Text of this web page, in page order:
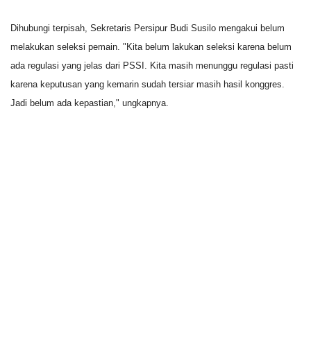
Dihubungi terpisah, Sekretaris Persipur Budi Susilo mengakui belum
melakukan seleksi pemain. "Kita belum lakukan seleksi karena belum
ada regulasi yang jelas dari PSSI. Kita masih menunggu regulasi pasti
karena keputusan yang kemarin sudah tersiar masih hasil konggres.
Jadi belum ada kepastian," ungkapnya.